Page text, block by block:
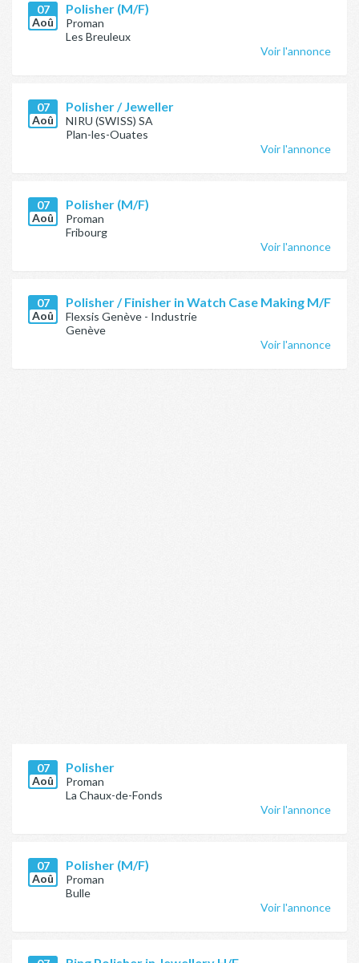
07
Aoû
Polisher (M/F)
Proman
Les Breuleux
Voir l'annonce
07
Aoû
Polisher / Jeweller
NIRU (SWISS) SA
Plan-les-Ouates
Voir l'annonce
07
Aoû
Polisher (M/F)
Proman
Fribourg
Voir l'annonce
07
Aoû
Polisher / Finisher in Watch Case Making M/F
Flexsis Genève - Industrie
Genève
Voir l'annonce
07
Aoû
Polisher
Proman
La Chaux-de-Fonds
Voir l'annonce
07
Aoû
Polisher (M/F)
Proman
Bulle
Voir l'annonce